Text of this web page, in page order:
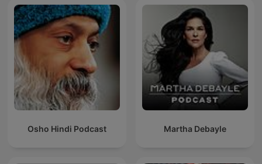
Osho Hindi Podcast Martha Debayle